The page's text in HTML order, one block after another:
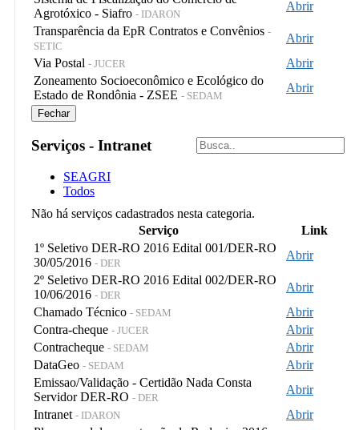
Agrotóxico - Siafro - IDARON
Abrir
Transparência da EpR Contratos e Convênios -
SETIC
Abrir
Via Postal - JUCER
Abrir
Zoneamento Socioeconômico e Ecológico do
Estado de Rondônia - ZSEE - SEDAM
Abrir
Fechar
Serviços - Intranet
SEAGRI
Todos
Não há serviços cadastrados nesta categoria.
Serviço
Link
1º Seletivo DER-RO 2016 Edital 001/DER-RO
30/05/2016 - DER
Abrir
2º Seletivo DER-RO 2016 Edital 002/DER-RO
10/06/2016 - DER
Abrir
Chamado Técnico - SEDAM
Abrir
Contra-cheque - JUCER
Abrir
Contracheque - SEDAM
Abrir
DataGeo - SEDAM
Abrir
Emissao/Validação - Certidão Nada Consta
Servidor DER-RO - DER
Abrir
Intranet - IDARON
Abrir